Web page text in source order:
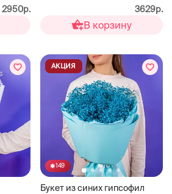
2950р.
3629р.
В корзину
149
Букет из синих гипсофил
АКЦИЯ